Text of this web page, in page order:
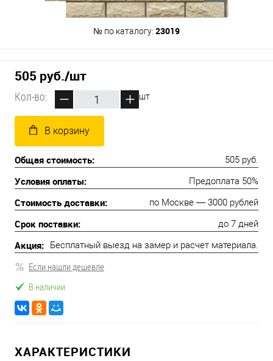
№ по каталогу: 23019
505 руб./шт
Кол-во: шт
В корзину
Общая стоимость: 505 руб.
Условия оплаты: Предоплата 50%
Стоимость доставки: по Москве — 3000 рублей
Срок поставки: до 7 дней
Акция: Бесплатный выезд на замер и расчет материала.
Если нашли дешевле
В наличии
ХАРАКТЕРИСТИКИ